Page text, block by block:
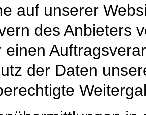
auf unserer
des Anbieters
einen
der Daten